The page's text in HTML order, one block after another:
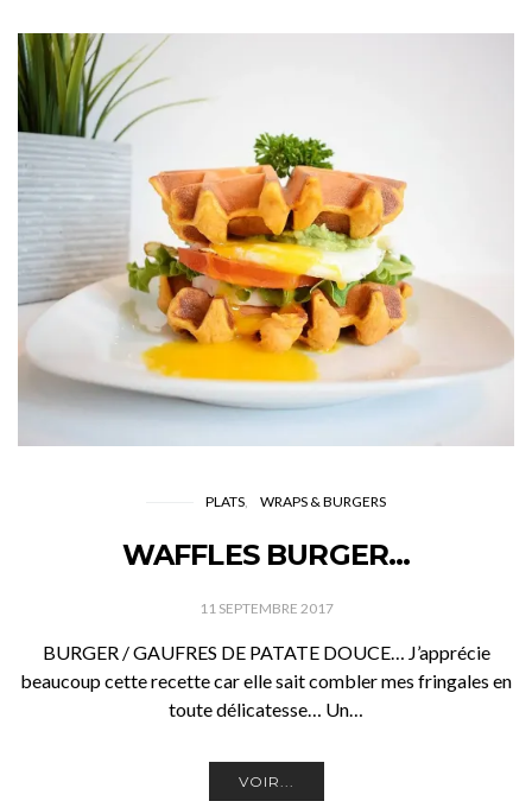
PLATS WRAPS & BURGERS
WAFFLES BURGER…
11 SEPTEMBRE 2017
BURGER / GAUFRES DE PATATE DOUCE… J’apprécie
beaucoup cette recette car elle sait combler mes fringales en
toute délicatesse… Un…
VOIR...